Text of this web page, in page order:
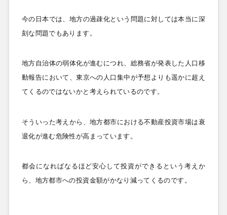
今の日本では、地方の過疎化という問題に対しては本当に深
刻な問題でもあります。
地方自治体の弱体化が進むにつれ、総務省が発表した人口移
動報告において、東京への人口集中が予想よりも遥かに超え
てくるのではないかと考えられているのです。
そういった考えから、地方都市における不動産投資市場は衰
退化が進む危険性が高まっています。
都会になればなるほど安心して投資ができるという考えか
ら、地方都市への投資金額がかなり減ってくるのです。